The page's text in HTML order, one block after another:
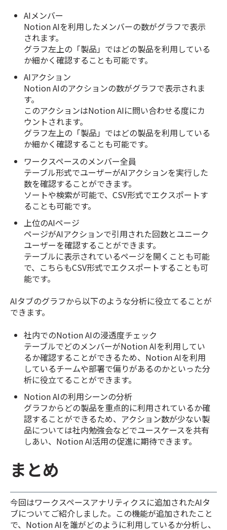
AIメンバー
Notion AIを利用したメンバーの数がグラフで表示
されます。
グラフ左上の「製品」ではどの製品を利用している
か細かく確認することも可能です。
AIアクション
Notion AIのアクションの数がグラフで表示されま
す。
このアクションはNotion AIに問い合わせる度にカ
ウントされます。
グラフ左上の「製品」ではどの製品を利用している
か細かく確認することも可能です。
ワークスペースのメンバー全員
テーブル形式でユーザーがAIアクションを実行した
数を確認することができます。
ソートや検索が可能で、CSV形式でエクスポートす
ることも可能です。
上位のAIページ
ページがAIアクションで引用された回数とユニーク
ユーザーを確認することができます。
テーブルに表示されているページを開くことも可能
で、こちらもCSV形式でエクスポートすることも可
能です。
AIタブのグラフから以下のような分析に役立てることが
できます。
社内でのNotion AIの浸透度チェック
テーブルでどのメンバーがNotion AIを利用してい
るか確認することができるため、Notion AIを利用
しているチームや部署で偏りがあるのかといった分
析に役立てることができます。
Notion AIの利用シーンの分析
グラフからどの製品を重点的に利用されているか確
認することができるため、アクション数が少ない製
品については社内勉強会などでユースケースを共有
しあい、Notion AI活用の促進に期待できます。
まとめ
今回はワークスペースアナリティクスに追加されたAIタ
ブについてご紹介しました。この機能が追加されたこと
で、Notion AIを誰がどのように利用しているか分析し、